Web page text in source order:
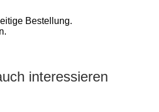
Bestellung.
interessieren